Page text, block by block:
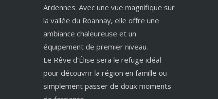
Ardennes. Avec une vue magnifique sur
la vallée du Roannay, elle offre une
ambiance chaleureuse et un
équipement de premier niveau.
Le Rêve d’Élise sera le refuge idéal
pour découvrir la région en famille ou
simplement passer de doux moments